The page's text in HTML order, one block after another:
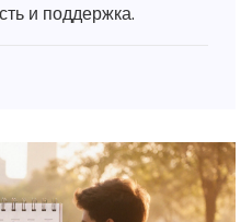
и поддержка.